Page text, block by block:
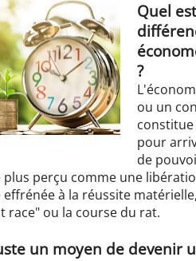
Quel
?
ou un
pour
de
plus perçu comme une
à la réussite
race" ou la course du rat.
un moyen de devenir